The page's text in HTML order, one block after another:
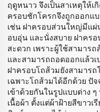
ฤดูหนาว จึงเป็นสาเหตุให้
ครอบชักโครกจึงถูกออกแ
เช่น ฝาครอบส่วนใหญ่มีแ
อบอุ่น และนั่งสบาย ฝาครอ
สะดวก เพราะผู้ใช้สามาร
และสามารถถอดออกแล้ว
ฝาครอบโถส้วมยังสามารถ
เฉพาะโถส้วมได้อีกด้วย ปั
เข้าด้วยกันในรูปแบบต่าง
เนื้อผ้า ตั้งแต่ผ้าฝ้ายสีขาว